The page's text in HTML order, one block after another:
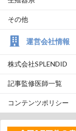
その他
運営会社情報
株式会社SPLENDID
記事監修医師一覧
コンテンツポリシー